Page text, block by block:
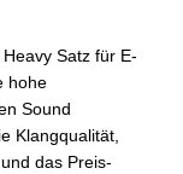
Satz für E-
hohe
Sound
Klangqualität,
das Preis-